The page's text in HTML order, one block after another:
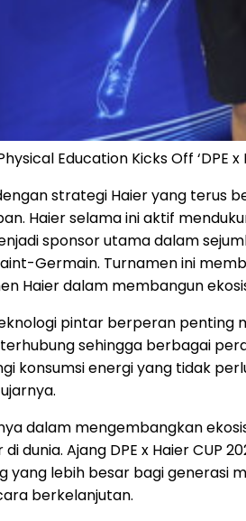
Education Kicks Off ‘DPE x
strategi Haier yang terus
Haier selama ini aktif
sponsor utama dalam
Germain. Turnamen ini
Haier dalam membangun
pintar berperan penting
sehingga berbagai
konsumsi energi yang tidak
dalam mengembangkan
dunia. Ajang DPE x Haier CUP
yang lebih besar bagi
berkelanjutan.